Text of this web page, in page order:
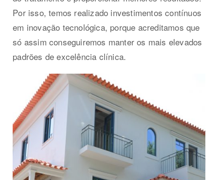
Por isso, temos realizado investimentos contínuos
em inovação tecnológica, porque acreditamos que
só assim conseguiremos manter os mais elevados
padrões de excelência clínica.